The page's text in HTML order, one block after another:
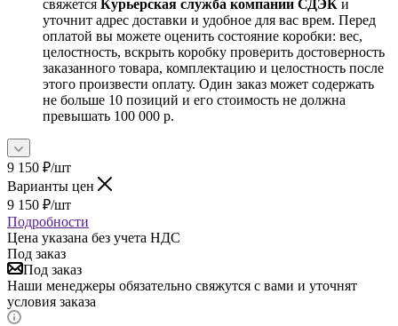
свяжется Курьерская служба компании СДЭК и
уточнит адрес доставки и удобное для вас врем. Перед
оплатой вы можете оценить состояние коробки: вес,
целостность, вскрыть коробку проверить достоверность
заказанного товара, комплектацию и целостность после
этого произвести оплату. Один заказ может содержать
не больше 10 позиций и его стоимость не должна
превышать 100 000 р.
9 150 ₽/шт
Варианты цен
9 150 ₽/шт
Подробности
Цена указана без учета НДС
Под заказ
Под заказ
Наши менеджеры обязательно свяжутся с вами и уточнят
условия заказа